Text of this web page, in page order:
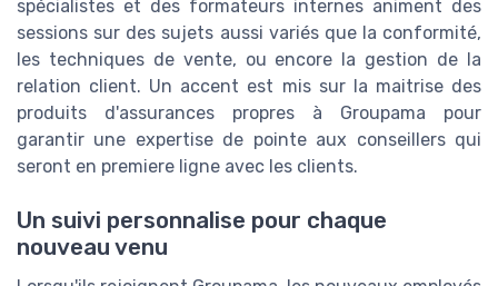
spécialistes et des formateurs internes animent des
sessions sur des sujets aussi variés que la conformité,
les techniques de vente, ou encore la gestion de la
relation client. Un accent est mis sur la maitrise des
produits d'assurances propres à Groupama pour
garantir une expertise de pointe aux conseillers qui
seront en premiere ligne avec les clients.
Un suivi personnalise pour chaque
nouveau venu